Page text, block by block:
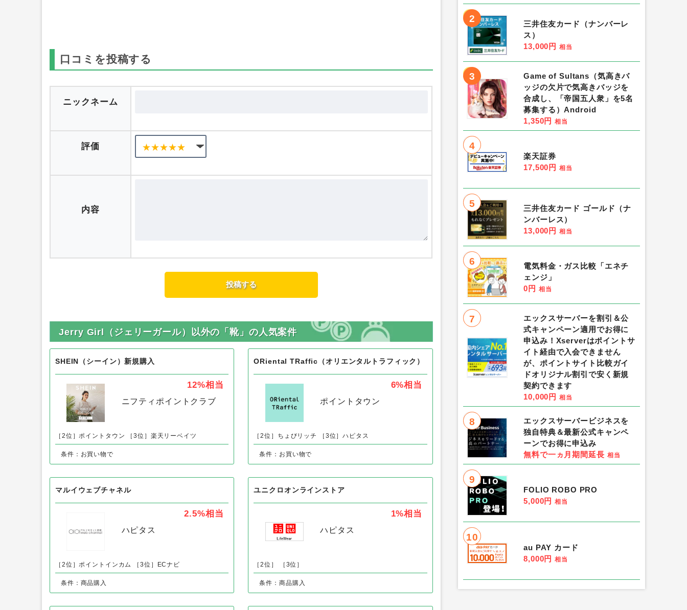
口コミを投稿する
ニックネーム
内容
Jerry Girl（ジェリーガール）以外の「靴」の人気案件
SHEIN（シーイン）新規購入
12%
［2位］ポイントタウン ［3位］楽天リーベイツ
条件：お買い物で
［2位］ちょびリッチ ［3位］ハピタス
条件：お買い物で
ユニクロオンラインストア
2
三井住友カード（ナンバーレ
ス）
13,000円 相当
3
Game of Sultans（気高きバ
ッジの欠片で気高きバッジを
合成し、「帝国五人衆」を5名
募集する）Android
1,350円 相当
4
楽天証券
17,500円 相当
5
三井住友カード ゴールド（ナ
ンバーレス）
13,000円 相当
6
電気料金・ガス比較「エネチ
ェンジ」
0円 相当
7
エックスサーバーを割引＆公
式キャンペーン適用でお得に
申込み！Xserverはポイントサ
イト経由で入会できません
が、ポイントサイト比較ガイ
ドオリジナル割引で安く新規
契約できます
10,000円 相当
8
エックスサーバービジネスを
独自特典＆最新公式キャンペ
ーンでお得に申込み
無料で一ヵ月期間延長 相当
9
FOLIO ROBO PRO
5,000円 相当
10
au PAY カード
8,000円 相当